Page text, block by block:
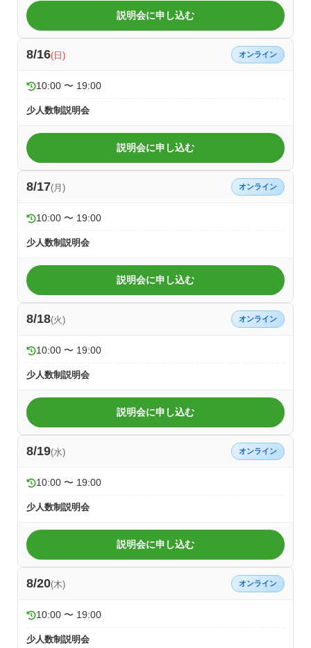
説明会に申し込む
8/16(日) オンライン
10:00 〜 19:00
少人数制説明会
説明会に申し込む
8/17(月) オンライン
10:00 〜 19:00
少人数制説明会
説明会に申し込む
8/18(火) オンライン
10:00 〜 19:00
少人数制説明会
説明会に申し込む
8/19(水) オンライン
10:00 〜 19:00
少人数制説明会
説明会に申し込む
8/20(木) オンライン
10:00 〜 19:00
少人数制説明会